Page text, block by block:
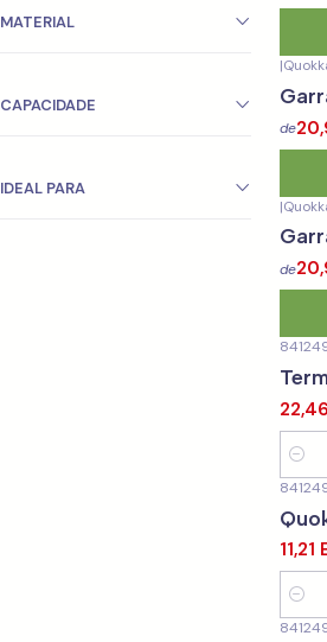
MATERIAL
CAPACIDADE
IDEAL PARA
-25%
Novo
|
de
-
Novo
|
de
-25%
11,21